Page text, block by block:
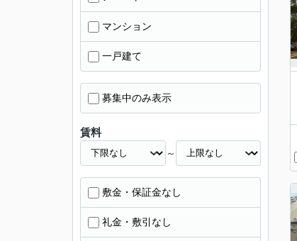
マンション
一戸建て
募集中のみ表示
賃料
～
敷金・保証金なし
礼金・敷引なし